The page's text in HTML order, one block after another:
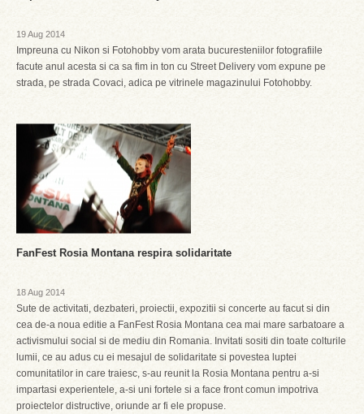
19 Aug 2014
Impreuna cu Nikon si Fotohobby vom arata bucuresteniilor fotografiile
facute anul acesta si ca sa fim in ton cu Street Delivery vom expune pe
strada, pe strada Covaci, adica pe vitrinele magazinului Fotohobby.
FanFest Rosia Montana respira solidaritate
18 Aug 2014
Sute de activitati, dezbateri, proiectii, expozitii si concerte au facut si din
cea de-a noua editie a FanFest Rosia Montana cea mai mare sarbatoare a
activismului social si de mediu din Romania. Invitati sositi din toate colturile
lumii, ce au adus cu ei mesajul de solidaritate si povestea luptei
comunitatilor in care traiesc, s-au reunit la Rosia Montana pentru a-si
impartasi experientele, a-si uni fortele si a face front comun impotriva
proiectelor distructive, oriunde ar fi ele propuse.